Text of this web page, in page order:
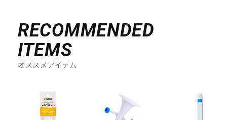
RECOMMENDED
ITEMS
オススメアイテム